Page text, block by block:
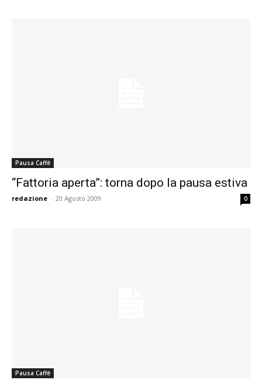
Pausa Caffè
“Fattoria aperta”: torna dopo la pausa estiva
redazione - 20 Agosto 2009 0
Pausa Caffè